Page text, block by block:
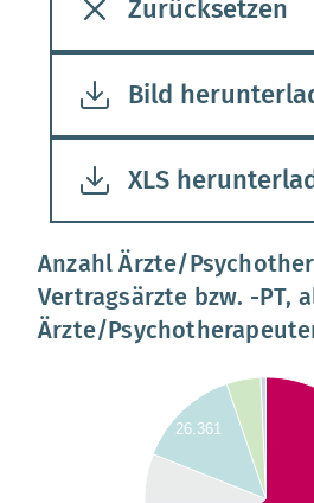
Zurücksetzen
Bild
XLS
Anzahl Ärzte/
Vertragsärzte bzw. -PT,
Ärzte/
26.361